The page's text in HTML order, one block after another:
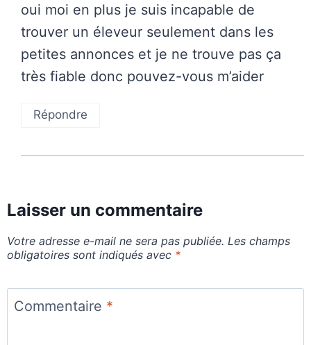
oui moi en plus je suis incapable de
trouver un éleveur seulement dans les
petites annonces et je ne trouve pas ça
très fiable donc pouvez-vous m’aider
Répondre
Laisser un commentaire
Votre adresse e-mail ne sera pas publiée. Les champs
obligatoires sont indiqués avec *
Commentaire *